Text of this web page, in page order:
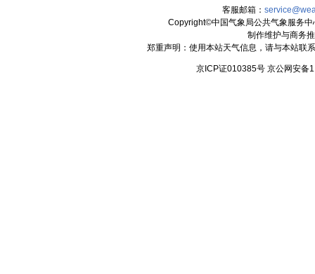
客服邮箱：
Copyright©中国气象局公共气象服务
制作维护与商务
郑重声明：使用本站天气信息，请与本站联
京ICP证010385号 京公网安备